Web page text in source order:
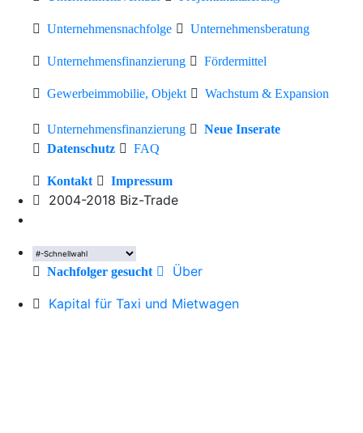
Unternehmensnachfolge Unternehmensberatung
Unternehmensfinanzierung Fördermittel
Gewerbeimmobilie, Objekt Wachstum & Expansion
Unternehmensfinanzierung
Neue Inserate
Datenschutz
FAQ
Kontakt Impressum
2004-2018 Biz-Trade
Nachfolger gesucht
Über
Kapital für Taxi und Mietwagen